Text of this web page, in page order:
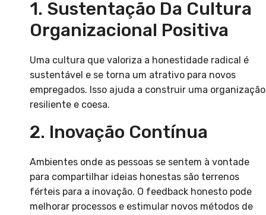
1. Sustentação Da Cultura
Organizacional Positiva
Uma cultura que valoriza a honestidade radical é
sustentável e se torna um atrativo para novos
empregados. Isso ajuda a construir uma organização
resiliente e coesa.
2. Inovação Contínua
Ambientes onde as pessoas se sentem à vontade
para compartilhar ideias honestas são terrenos
férteis para a inovação. O feedback honesto pode
melhorar processos e estimular novos métodos de